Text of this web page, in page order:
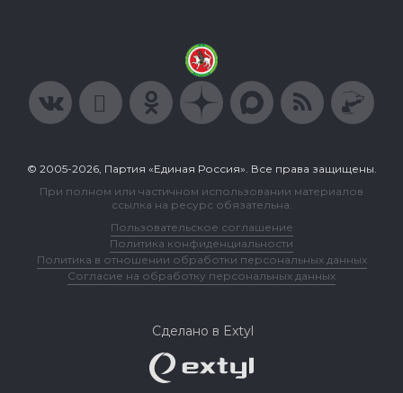
© 2005-2026, Партия «Единая Россия». Все права защищены.
При полном или частичном использовании материалов
ссылка на ресурс обязательна.
Пользовательское соглашение
Политика конфиденциальности
Политика в отношении обработки персональных данных
Согласие на обработку персональных данных
Сделано в Extyl